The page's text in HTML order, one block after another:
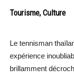
Tourisme, Culture
Le tennisman
expérience
brillamment